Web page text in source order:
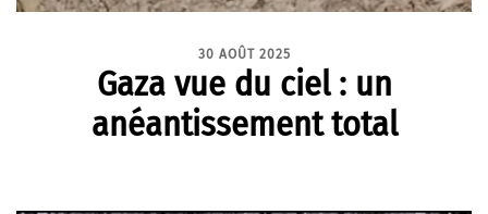
30 AOÛT 2025
Gaza vue du ciel : un
anéantissement total